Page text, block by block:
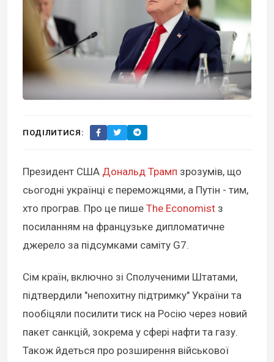
ПОДІЛИТИСЯ:
Президент США Дональд Трамп зрозумів, що
сьогодні українці є переможцями, а Путін - тим,
хто програв. Про це пише The Economist з
посиланням на французьке дипломатичне
джерело за підсумками саміту G7.
Сім країн, включно зі Сполученими Штатами,
підтвердили "непохитну підтримку" України та
пообіцяли посилити тиск на Росію через новий
пакет санкцій, зокрема у сфері нафти та газу.
Також йдеться про розширення військової